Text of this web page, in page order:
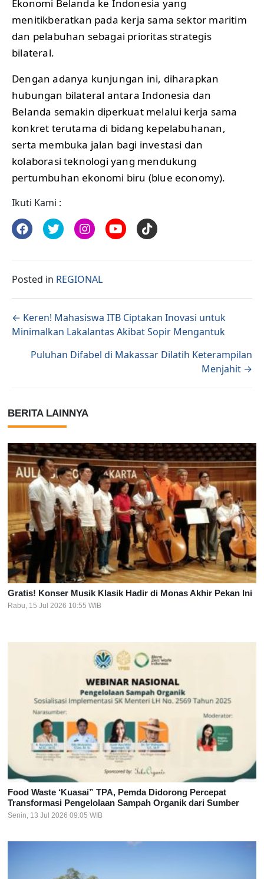
Ekonomi Belanda ke Indonesia yang
menitikberatkan pada kerja sama sektor maritim
dan pelabuhan sebagai prioritas strategis
bilateral.
Dengan adanya kunjungan ini, diharapkan
hubungan bilateral antara Indonesia dan
Belanda semakin diperkuat melalui kerja sama
konkret terutama di bidang kepelabuhanan,
serta membuka jalan bagi investasi dan
kolaborasi teknologi yang mendukung
pertumbuhan ekonomi biru (blue economy).
Ikuti Kami :
Posted in REGIONAL
Posts navigation
← Keren! Mahasiswa ITB Ciptakan Inovasi untuk
Minimalkan Lakalantas Akibat Sopir Mengantuk
Puluhan Difabel di Makassar Dilatih Keterampilan
Menjahit →
BERITA LAINNYA
Gratis! Konser Musik Klasik Hadir di Monas Akhir Pekan Ini
Rabu, 15 Jul 2026 10:55 WIB
Food Waste ‘Kuasai” TPA, Pemda Didorong Percepat
Transformasi Pengelolaan Sampah Organik dari Sumber
Senin, 13 Jul 2026 09:05 WIB